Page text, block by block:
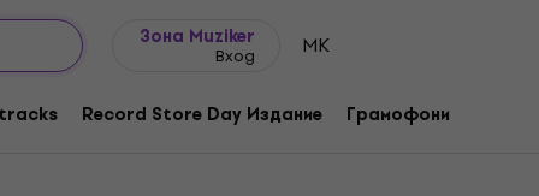
Зона Muziker
Вход MK
Record Store Day Издание Грамофони